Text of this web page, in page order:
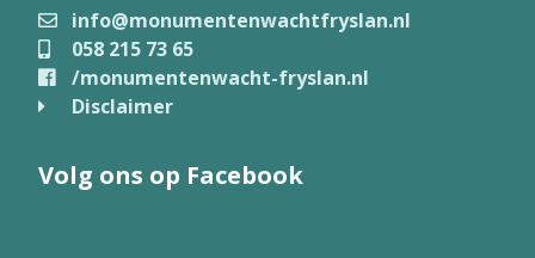
info@monumentenwachtfryslan.nl
058 215 73 65
/monumentenwacht-fryslan.nl
Disclaimer
Volg ons op Facebook